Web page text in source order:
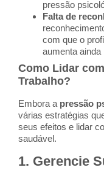
pressão
Falta de
com que o
aumenta
Como Lidar
Trabalho?
Embora a pressão
várias estratégias
seus efeitos e lidar
saudável.
1. Gerencie